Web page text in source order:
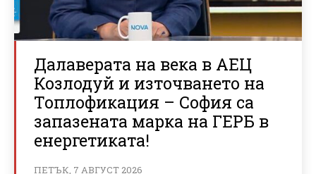
Далаверата на века в АЕЦ
Козлодуй и източването на
Топлофикация – София са
запазената марка на ГЕРБ в
енергетиката!
ПЕТЪК, 7 АВГУСТ 2026